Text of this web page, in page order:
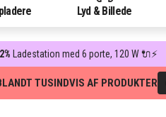
Lyd & Billede
Ladestation med 6 porte, 120 W 🔌⚡
TUSINDVIS AF PRODUKTER